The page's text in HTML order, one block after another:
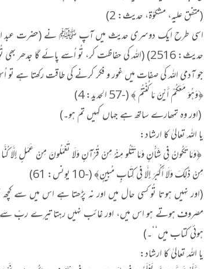
(متفق علیہ، مشکوٰۃ، حدیث: 2)
اسی طرح ایک دوسری حدیث میں آپ ﷺ نے (حضرت عبد اللہ بن
حدیث: 2516) (اللہ کی حفاظت کر، تُو اُسے پائے گا جدھر بھی تُو توجہ کرے گا۔)
جو آدمی اللہ کی صفات میں غور و فکر کرنے کی طاقت رکھتا ہے
﴿وَهُوَ مَعَكُمْ أَيْنَ مَا كُنْتُمْ ﴾ (-57 الحدید: 4)
(اور وہ تمھارے ساتھ ہے جہاں کہیں تم ہو۔)
یا اللہ تعالیٰ کا ارشاد:
﴿وَمَا تَكُونُ فِي شَأْنٍ وَمَا تَتْلُو مِنْهُ مِنْ قُرْآنٍ وَلَا تَعْمَلُونَ مِنْ عَمَلٍ إِلَّا
مِنْ ذَلِكَ وَلَا أَكْبَرَ إِلَّا فِي كِتَابٍ مُبِينٍ﴾ (-10 یونس: 61)
(اور نہیں ہوتا تُو کسی حال میں اور نہ پڑھتا ہے اس میں
مصروف ہوتے ہو اس میں، اور غائب نہیں رہتا تیرے ربّ سے
ہوئی کتاب میں‘‘۔)
یا اللہ تعالیٰ کا ارشاد: